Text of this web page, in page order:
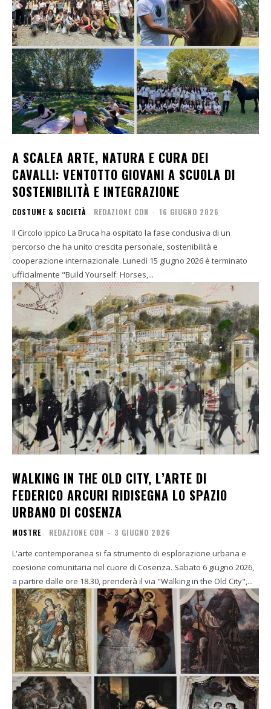
A SCALEA ARTE, NATURA E CURA DEI
CAVALLI: VENTOTTO GIOVANI A SCUOLA DI
SOSTENIBILITÀ E INTEGRAZIONE
COSTUME & SOCIETÀ REDAZIONE CDN - 16 GIUGNO 2026
Il Circolo ippico La Bruca ha ospitato la fase conclusiva di un
percorso che ha unito crescita personale, sostenibilità e
cooperazione internazionale. Lunedì 15 giugno 2026 è terminato
ufficialmente "Build Yourself: Horses,...
WALKING IN THE OLD CITY, L’ARTE DI
FEDERICO ARCURI RIDISEGNA LO SPAZIO
URBANO DI COSENZA
MOSTRE REDAZIONE CDN - 3 GIUGNO 2026
L'arte contemporanea si fa strumento di esplorazione urbana e
coesione comunitaria nel cuore di Cosenza. Sabato 6 giugno 2026,
a partire dalle ore 18.30, prenderà il via "Walking in the Old City",...